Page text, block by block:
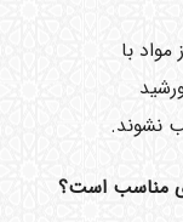
با
نشوند.